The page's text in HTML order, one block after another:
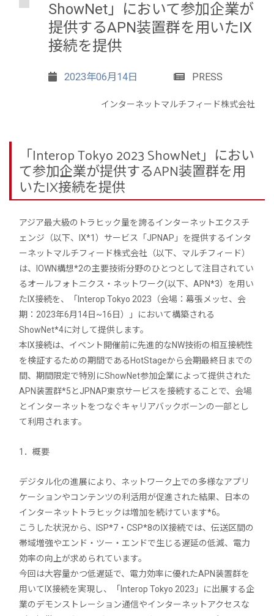
ShowNet」において参加企業が
提供するAPN装置群を用いたIX
接続を提供
2023年06月14日 PRESS
インターネットマルチフィード株式会社
「Interop Tokyo 2023 ShowNet」におい
て参加企業が提供するAPN装置群を用
いたIX接続を提供
アジア最大級のトラヒック量を誇るインターネットエクスチ
ェンジ（以下、IX*1）サービス「JPNAP」を提供するインタ
ーネットマルチフィード株式会社（以下、マルチフィード）
は、IOWN構想*2の主要技術分野のひとつとして注目されてい
るオールフォトニクス・ネットワーク(以下、APN*3）を用い
たIX接続を、「Interop Tokyo 2023（会場：幕張メッセ、会
期：2023年6月14日~16日）」において構築される
ShowNet*4に対して提供します。
本IX接続は、イベント開催前に先進的なNW技術の相互接続性
を検証するための期間であるHotStageから会期最終日までの
間、期間限定で特別にShowNet参加企業によって提供された
APN装置群*5とJPNAP東京サービスを接続することで、会場
とインターネットをつなぐキャリアバックボーンの一部とし
て利用されます。
1．概要
デジタル化の進展により、ネットワーク上での多様なアプリ
ケーションやコンテンツの利活用が促進された結果、日本の
インターネットトラヒックは増加を続けています*6。
こうした状況から、ISP*7・CSP*8のIX接続では、伝送区間の
帯域増強やエンド・ツー・エンドで生じる遅延の低減、電力
効率の向上が求められています。
今回は大容量かつ低遅延で、電力効率に優れたAPN装置群を
用いてIX接続を実現し、「Interop Tokyo 2023」に出展する企
業のデモンストレーション通信やインターネットアクセスな